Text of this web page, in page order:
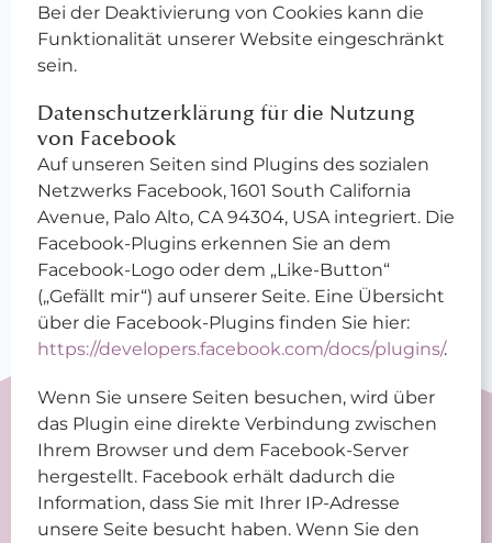
Bei der Deaktivierung von Cookies kann die
Funktionalität unserer Website eingeschränkt
sein.
Datenschutzerklärung für die Nutzung
von Facebook
Auf unseren Seiten sind Plugins des sozialen
Netzwerks Facebook, 1601 South California
Avenue, Palo Alto, CA 94304, USA integriert. Die
Facebook-Plugins erkennen Sie an dem
Facebook-Logo oder dem „Like-Button“
(„Gefällt mir“) auf unserer Seite. Eine Übersicht
über die Facebook-Plugins finden Sie hier:
https://developers.facebook.com/docs/plugins/.
Wenn Sie unsere Seiten besuchen, wird über
das Plugin eine direkte Verbindung zwischen
Ihrem Browser und dem Facebook-Server
hergestellt. Facebook erhält dadurch die
Information, dass Sie mit Ihrer IP-Adresse
unsere Seite besucht haben. Wenn Sie den